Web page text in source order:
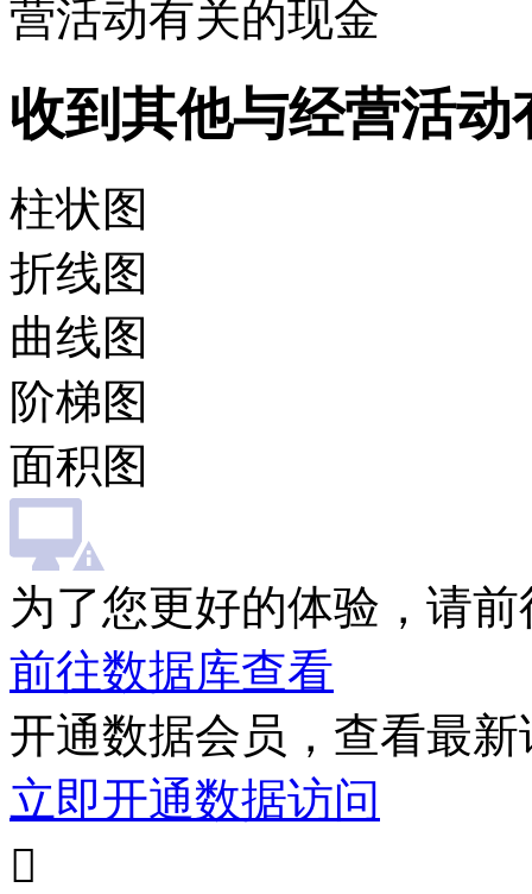
营活动有关的现金
收到其他与经营活动
柱状图
折线图
曲线图
阶梯图
面积图
为了您更好的体验，请
前往数据库查看
开通数据会员，查看最
立即开通数据访问
